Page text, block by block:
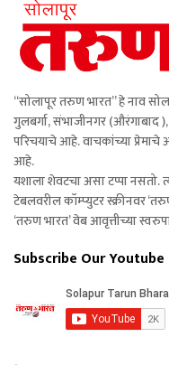
“सोलापूर तरुण भारत” हे नाव
गुलबर्गा, संभाजीनगर (औरंगाबाद ),
परिचयाचे आहे. वाचकांच्या
आहे.
यशाला शेवटचा असा टप्पा नसतो.
टेबलवरील कॉम्प्युटर स्क्रीनवर
‘तरुण भारत’ वेब आवृत्तीच्या
Subscribe Our Youtube